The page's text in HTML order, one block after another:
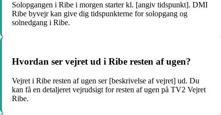
Solopgangen i Ribe i morgen starter kl. [angiv tidspunkt]. DMI
Ribe byvejr kan give dig tidspunkterne for solopgang og
solnedgang i Ribe.
Hvordan ser vejret ud i Ribe resten af ugen?
Vejret i Ribe resten af ugen ser [beskrivelse af vejret] ud. Du
kan få en detaljeret vejrudsigt for resten af ugen på TV2 Vejret
Ribe.